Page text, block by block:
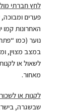
לחץ חברתי מול
פערים
האחרונות קמו
נוער (כמו
במצב מצוין,
לשאול או
מאחור.
לקנות או
שבשגרה,